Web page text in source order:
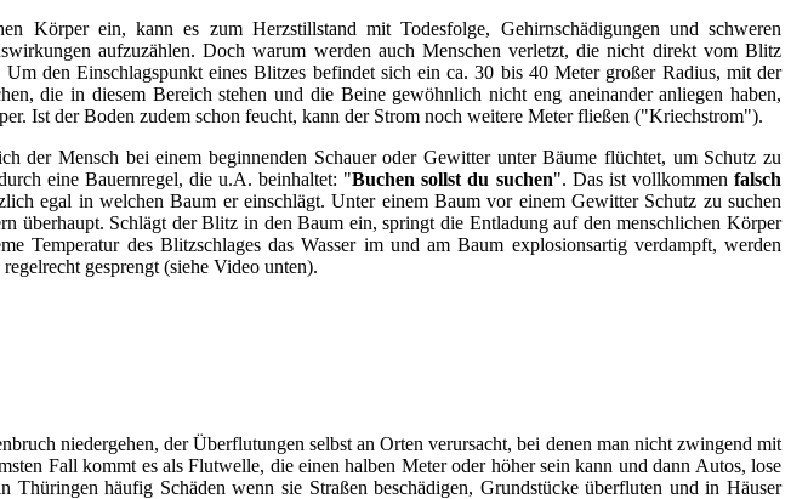
Körper ein, kann es zum Herzstillstand mit Todesfolge, Gehirnschädigungen und schweren
aufzuzählen. Doch warum werden auch Menschen verletzt, die nicht direkt vom Blitz
den Einschlagspunkt eines Blitzes befindet sich ein ca. 30 bis 40 Meter großer Radius, mit der
die in diesem Bereich stehen und die Beine gewöhnlich nicht eng aneinander anliegen haben,
Ist der Boden zudem schon feucht, kann der Strom noch weitere Meter fließen ("Kriechstrom").
der Mensch bei einem beginnenden Schauer oder Gewitter unter Bäume flüchtet, um Schutz zu
eine Bauernregel, die u.A. beinhaltet: "Buchen sollst du suchen". Das ist vollkommenfalsch
egal in welchen Baum er einschlägt. Unter einem Baum vor einem Gewitter Schutz zu suchen
überhaupt. Schlägt der Blitz in den Baum ein, springt die Entladung auf den menschlichen Körper
Temperatur des Blitzschlages das Wasser im und am Baum explosionsartig verdampft, werden
gesprengt (siehe Video unten).
niedergehen, der Überflutungen selbst an Orten verursacht, bei denen man nicht zwingend mit
Fall kommt es als Flutwelle, die einen halben Meter oder höher sein kann und dann Autos, lose
häufig Schäden wenn sie Straßen beschädigen, Grundstücke überfluten und in Häuser